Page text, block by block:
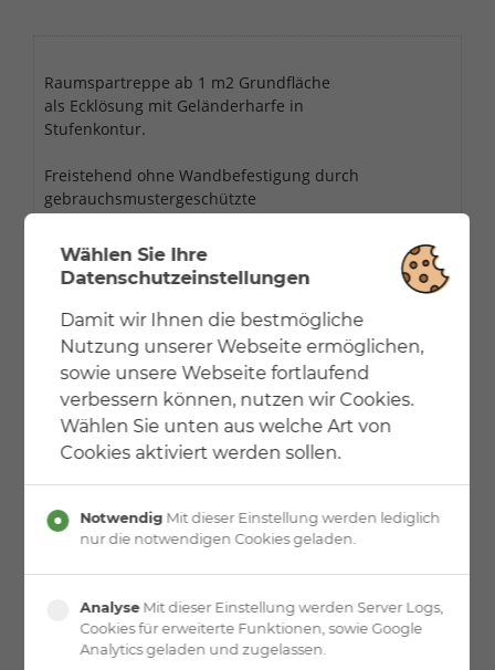
Raumspartreppe ab 1 m2 Grundfläche
als Ecklösung mit Geländerharfe in
Stufenkontur.
Freistehend ohne Wandbefestigung durch
gebrauchsmustergeschützte
Gewendelte Standsäule mit Edelstahlspindelhandlauf
Holzstufen in Holzart Wenge furniert.
Brüstungsgeländer mit 4 waagerechten Relingstäben
(nicht kindersicher).
Das Deckenloch dieser Beispieltreppe hat ein Maß von
125 cm x 125 cm.
Wählen Sie Ihre
Datenschutzeinstellungen
Damit wir Ihnen die bestmögliche
Nutzung unserer Webseite ermöglichen,
sowie unsere Webseite fortlaufend
verbessern können, nutzen wir Cookies.
Wählen Sie unten aus welche Art von
Cookies aktiviert werden sollen.
Notwendig Mit dieser Einstellung werden lediglich
nur die notwendigen Cookies geladen.
Analyse Mit dieser Einstellung werden Server Logs,
Cookies für erweiterte Funktionen, sowie Google
Analytics geladen und zugelassen.